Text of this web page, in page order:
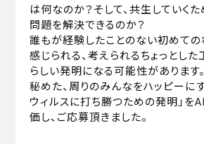
は何なのか？そして、共生していく
問題を解決できるのか？
誰もが経験したことのない初めて
感じられる、考えられるちょっとした
らしい発明になる可能性があります
秘めた、周りのみんなをハッピーに
ウィルスに打ち勝つための発明」
価し、ご応募頂きました。